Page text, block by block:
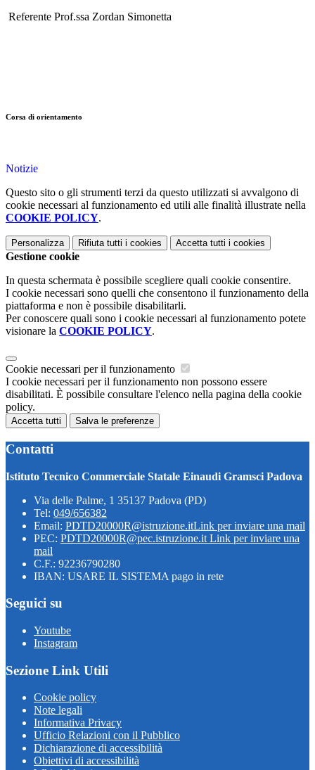
Referente Prof.ssa Zordan Simonetta
Corsa di orientamento
Notizie
Questo sito o gli strumenti terzi da questo utilizzati si avvalgono di
cookie necessari al funzionamento ed utili alle finalità illustrate nella
COOKIE POLICY.
Personalizza Rifiuta tutti i cookies Accetta tutti i cookies
Gestione cookie
In questa schermata è possibile scegliere quali cookie consentire.
I cookie necessari sono quelli che consentono il funzionamento della
piattaforma e non è possibile disabilitarli.
Per conoscere quali sono i cookie necessari al funzionamento potete
visionare la COOKIE POLICY.
Cookie necessari per il funzionamento
I cookie necessari per il funzionamento non possono essere
disabilitati. È possibile consultare l'elenco nella pagina della cookie
policy.
Accetta tutti Salva le preferenze
Contatti
Istituto Tecnico Commerciale Statale Einaudi Gramsci Padova
Via delle Palme, 1 35137 Padova (PD)
Tel: 049/656382
Email: PDTD20000R@istruzione.itLink per inviare una mail
PEC: PDTD20000R@pec.istruzione.it Link per inviare una
mail
C.F.: 92236790280
IBAN: USARE IL SISTEMA pago in rete
Seguici su
Youtube
Instagram
Sezione Link Utili
Cookie policy
Note legali
Informativa Privacy
Ufficio Relazioni con il Pubblico
Dichiarazione di accessibilità
Obiettivi di accessibilità